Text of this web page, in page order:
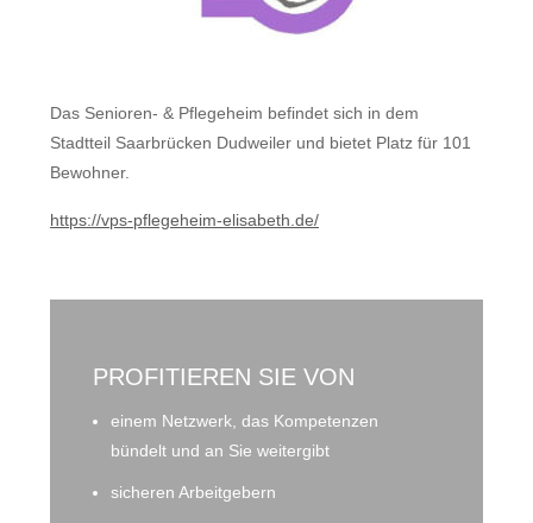
Das Senioren- & Pflegeheim befindet sich in dem
Stadtteil Saarbrücken Dudweiler und bietet Platz für 101
Bewohner.
https://vps-pflegeheim-elisabeth.de/
PROFITIEREN SIE VON
einem Netzwerk, das Kompetenzen
bündelt und an Sie weitergibt
sicheren Arbeitgebern